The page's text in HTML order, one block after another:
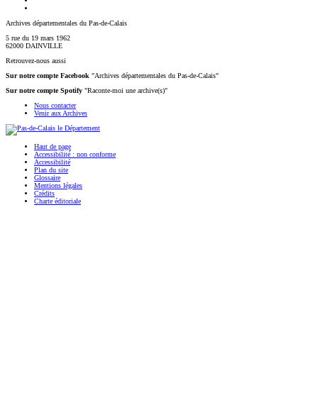
Archives départementales du Pas-de-Calais
5 rue du 19 mars 1962
62000 DAINVILLE
Retrouvez-nous aussi
Sur notre compte Facebook "Archives départementales du Pas-de-Calais"
Sur notre compte Spotify "Raconte-moi une archive(s)"
Nous contacter
Venir aux Archives
Haut de page
Accessibilité : non conforme
Accessibilité
Plan du site
Glossaire
Mentions légales
Crédits
Charte éditoriale